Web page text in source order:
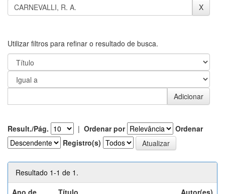
Utilizar filtros para refinar o resultado de busca.
Result./Pág. | Ordenar por
Ordenar
Registro(s)
Resultado 1-1 de 1.
Ano de
Título Autor(es)